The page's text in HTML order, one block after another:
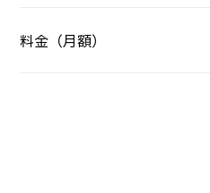
料金（月額）